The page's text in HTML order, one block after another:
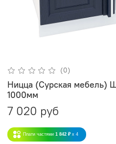
(0)
Ницца (Сурская мебель)
1000мм
7 020 руб
Плати частями 1 842 ₽ x 4